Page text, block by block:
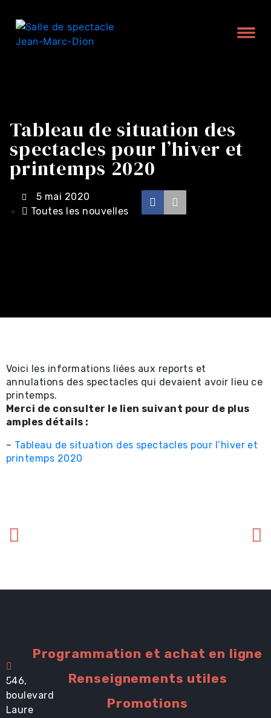
Tableau de situation des
spectacles pour l’hiver et
printemps 2020
5 mai 2020
Toutes les nouvelles
Voici les informations liées aux reports et
annulations des spectacles qui devaient avoir lieu ce
printemps.
Merci de consulter le lien suivant pour de plus
amples détails :
– Tableau de situation des spectacles pour l’hiver et
printemps 2020
546,
boulevard
Laure
Programmation et achat en ligne
Renseignements utiles
Promotions
professionnels ⧉
Certificat-cadeau
Achat en ligne -
Spectacles locaux
locations ⧉
Renseignements
Location et